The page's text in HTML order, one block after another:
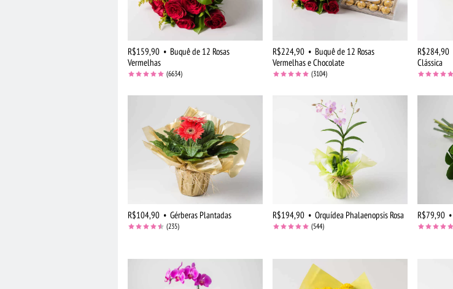
R$159,90 • Buquê de 12 Rosas
Vermelhas
(6634)
R$224,90 • Buquê de 12 Rosas
Vermelhas e Chocolate
(3104)
R$284,90
Clássica
R$104,90 • Gérberas Plantadas
(235)
R$194,90 • Orquídea Phalaenopsis Rosa
(544)
R$79,90 •